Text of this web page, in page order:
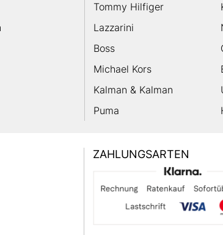
Tommy Hilfiger
Lazzarini
Boss
Michael Kors
Kalman & Kalman
Puma
ZAHLUNGSARTEN